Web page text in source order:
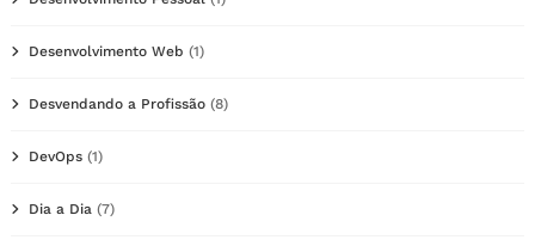
Desenvolvimento Web (1)
Desvendando a Profissão (8)
DevOps (1)
Dia a Dia (7)